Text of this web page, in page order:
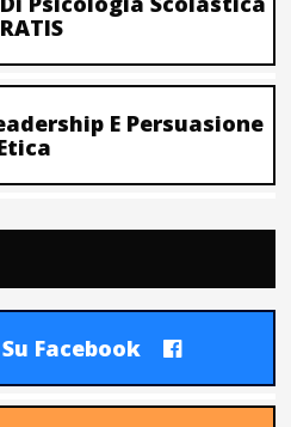
E Persuasione
Facebook